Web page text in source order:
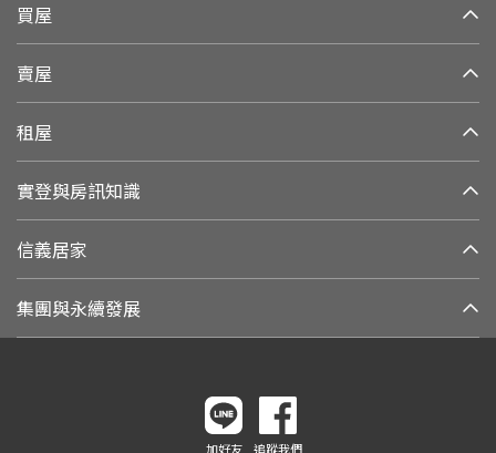
買屋
賣屋
租屋
實登與房訊知識
信義居家
集團與永續發展
加好友 追蹤我們